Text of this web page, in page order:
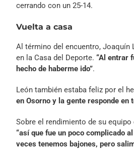
cerrando con un 25-14.
Vuelta a casa
Al término del encuentro, Joaquín
en la Casa del Deporte. “Al entrar
hecho de haberme ido”.
León también estaba feliz por el
en Osorno y la gente responde en
Sobre el rendimiento de su
“así que fue un poco complicado
veces tenemos bajones, pero